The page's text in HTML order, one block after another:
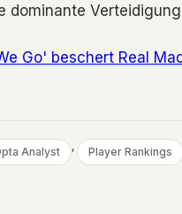
dominante
Go' beschert Real
Analyst , Player Rankings